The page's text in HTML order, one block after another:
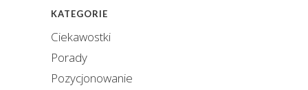
KATEGORIE
Ciekawostki
Porady
Pozycjonowanie